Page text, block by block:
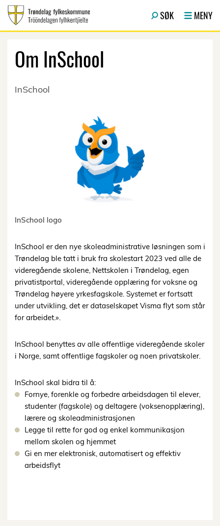
SØK MENY
Om InSchool
InSchool
InSchool logo
InSchool er den nye skoleadministrative løsningen som i
Trøndelag ble tatt i bruk fra skolestart 2023 ved alle de
videregående skolene, Nettskolen i Trøndelag, egen
privatistportal, videregående opplæring for voksne og
Trøndelag høyere yrkesfagskole. Systemet er fortsatt
under utvikling, det er dataselskapet Visma flyt som står
for arbeidet.».
InSchool benyttes av alle offentlige videregående skoler
i Norge, samt offentlige fagskoler og noen privatskoler.
InSchool skal bidra til å:
Fornye, forenkle og forbedre arbeidsdagen til elever,
studenter (fagskole) og deltagere (voksenopplæring),
lærere og skoleadministrasjonen
Legge til rette for god og enkel kommunikasjon
mellom skolen og hjemmet
Gi en mer elektronisk, automatisert og effektiv
arbeidsflyt